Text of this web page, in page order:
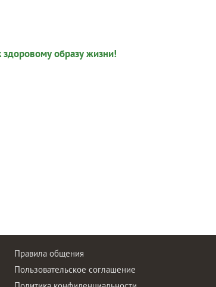
Правила общения
Пользовательское соглашение